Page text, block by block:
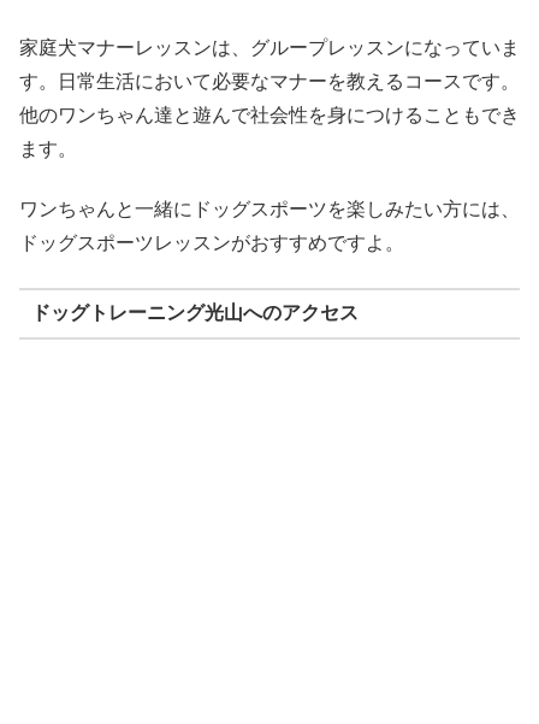
家庭犬マナーレッスンは、グループレッスンになっていま
す。日常生活において必要なマナーを教えるコースです。
他のワンちゃん達と遊んで社会性を身につけることもでき
ます。
ワンちゃんと一緒にドッグスポーツを楽しみたい方には、
ドッグスポーツレッスンがおすすめですよ。
ドッグトレーニング光山へのアクセス